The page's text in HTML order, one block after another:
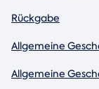
Rückgabe
Allgemeine
Allgemeine